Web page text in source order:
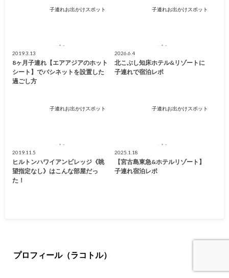
子連れお出かけスポット
2019.3.13
8ヶ月子連れ【エアアジアのホット
シート】でバシネットを設置した
過ごし方
子連れお出かけスポット
2026.6.4
北こぶし知床ホテル&リゾートに
子連れで宿泊レポ
子連れお出かけスポット
2019.11.5
ヒルトンハワイアンビレッジ《眺
望指定なし》はこんな部屋だっ
た！
子連れお出かけスポット
2025.1.18
【宮古島東急&ホテルリゾート】
子連れ宿泊レポ
プロフィール（ラコトル）